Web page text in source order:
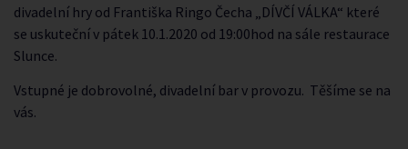
divadelní hry od Františka Ringo Čecha „DÍVČÍ VÁLKA“ které
se uskuteční v pátek 10.1.2020 od 19:00hod na sále restaurace
Slunce.
Vstupné je dobrovolné, divadelní bar v provozu. Těšíme se na
vás.